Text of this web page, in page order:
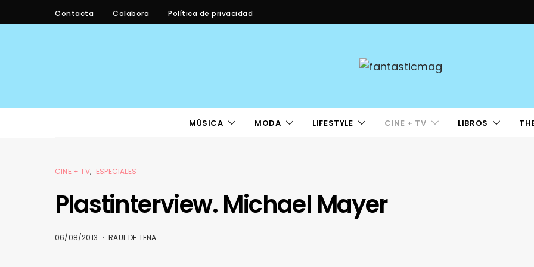
Contacta Colabora Política de privacidad
MÚSICA MODA LIFESTYLE CINE + TV LIBROS
CINE + TV ESPECIALES
Plastinterview. Michael Mayer
06/08/2013 RAÜL DE TENA